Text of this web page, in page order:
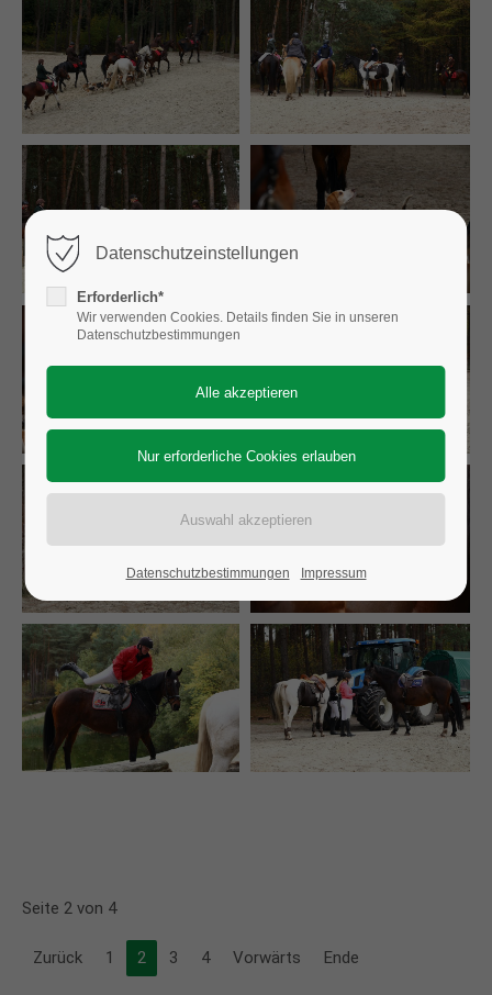
Seite 2 von 4
Zurück 1 2 3 4 Vorwärts Ende
Datenschutzeinstellungen
Erforderlich*
Wir verwenden Cookies. Details finden Sie in unseren
Datenschutzbestimmungen
Datenschutzbestimmungen Impressum